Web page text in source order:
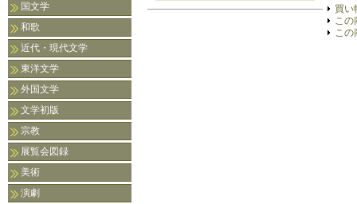
国文学
和歌
近代・現代文学
東洋文学
外国文学
文学初版
宗教
展覧会図録
美術
演劇
買い
この
この